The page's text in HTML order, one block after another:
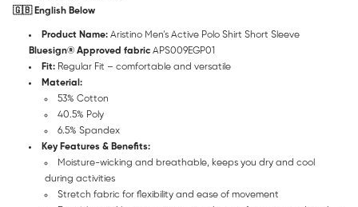
🇬🇧 English Below
Product Name: Aristino Men’s Active Polo Shirt Short Sleeve
Bluesign® Approved fabric APS009EGP01
Fit: Regular Fit – comfortable and versatile
Material:
53% Cotton
40.5% Poly
6.5% Spandex
Key Features & Benefits:
Moisture-wicking and breathable, keeps you dry and cool
during activities
Stretch fabric for flexibility and ease of movement